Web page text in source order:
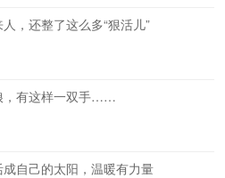
，还整了这么多“狠活儿”
，有这样一双手……
成自己的太阳，温暖有力量